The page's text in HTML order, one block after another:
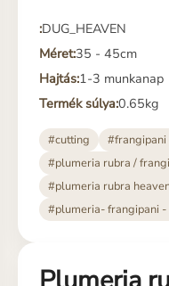
:DUG_HEAVEN
Méret:35 - 45cm
Hajtás:1-3 munkanap
Termék súlya:0.65kg
#cutting
#plumeria rubra /
#plumeria rubra
#plumeria- frangipani